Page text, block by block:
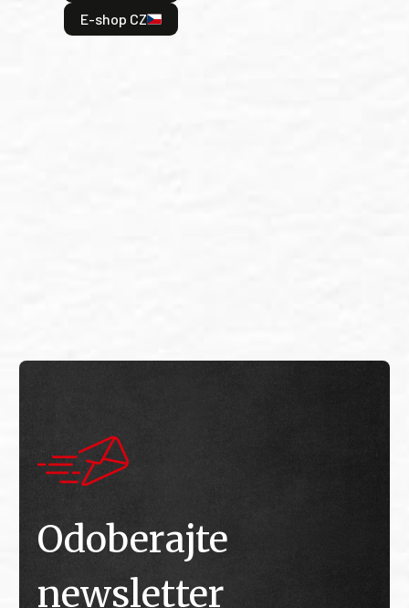
E-shop CZ